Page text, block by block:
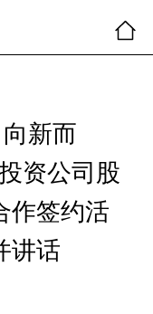
新而
资公司股
作签约活
讲话